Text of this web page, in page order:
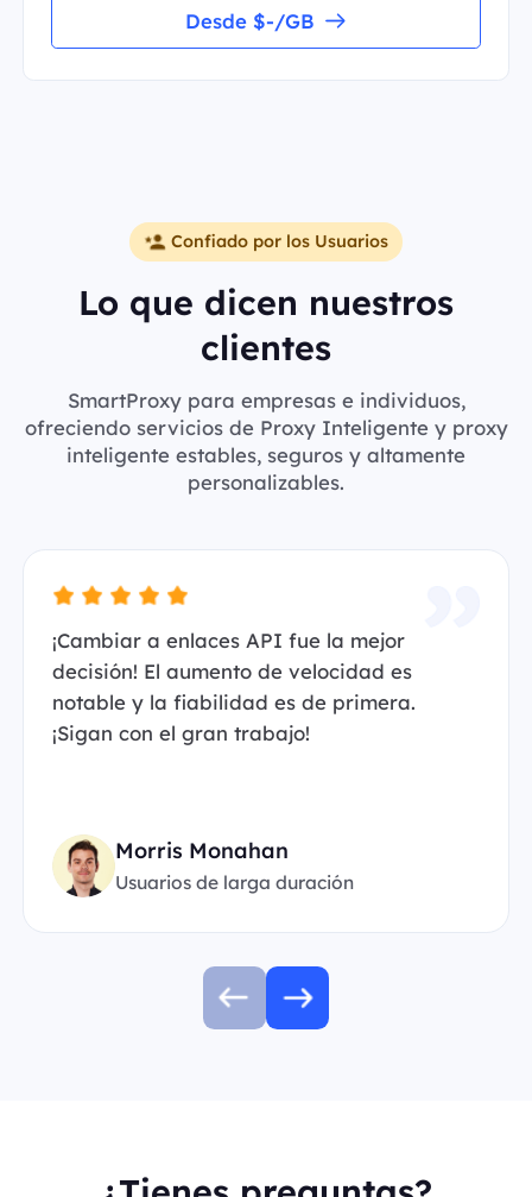
Desde $-/GB
Confiado por los Usuarios
Lo que dicen nuestros
clientes
SmartProxy para empresas e individuos,
ofreciendo servicios de Proxy Inteligente y proxy
inteligente estables, seguros y altamente
personalizables.
¡Cambiar a enlaces API fue la mejor
decisión! El aumento de velocidad es
notable y la fiabilidad es de primera.
¡Sigan con el gran trabajo!
Morris Monahan
Usuarios de larga duración